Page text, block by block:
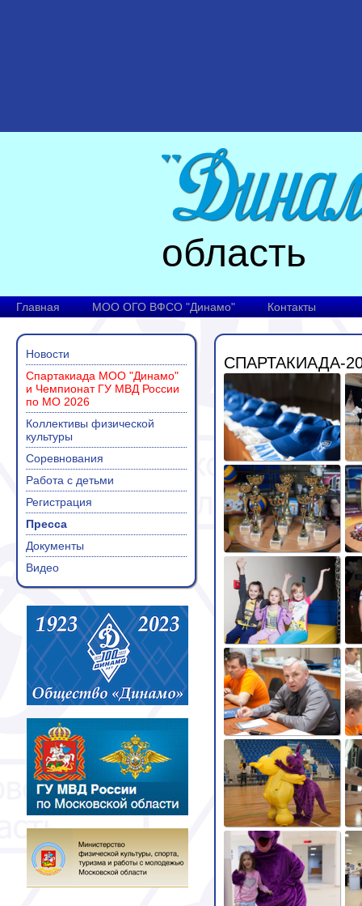
область
Главная МОО ОГО ВФСО "Динамо" Контакты
Новости
Спартакиада МОО "Динамо"
и Чемпионат ГУ МВД России
по МО 2026
Коллективы физической
культуры
Соревнования
Работа с детьми
Регистрация
Пресса
Документы
Видео
СПАРТАКИАДА-